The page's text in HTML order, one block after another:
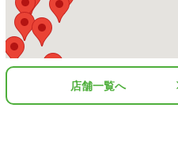
店舗一覧へ